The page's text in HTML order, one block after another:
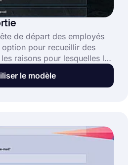
de départ des employés
option pour recueillir des
raisons pour lesquelles les
tout de suite en
de formulaire ou en en
le modèle